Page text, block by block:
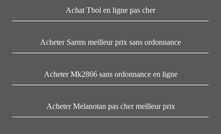
Achat Tbol en ligne pas cher
Acheter Sarms meilleur prix sans ordonnance
Acheter Mk2866 sans ordonnance en ligne
Acheter Melanotan pas cher meilleur prix